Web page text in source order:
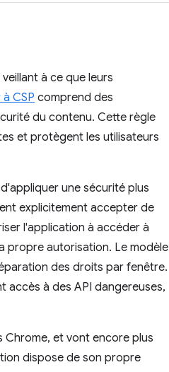
à ce que leurs
CSP comprend des
du contenu. Cette règle
et protègent les utilisateurs
une sécurité plus
explicitement accepter de
l'application à accéder à
propre autorisation. Le modèle
des droits par fenêtre.
accès à des API dangereuses,
Chrome, et vont encore plus
dispose de son propre